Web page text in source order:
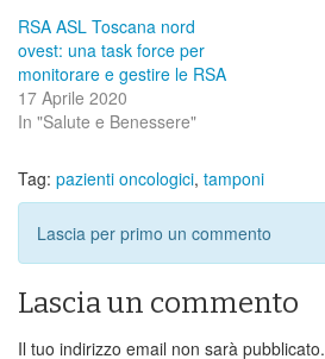
RSA ASL Toscana nord
ovest: una task force per
monitorare e gestire le RSA
17 Aprile 2020
In "Salute e Benessere"
Tag: pazienti oncologici, tamponi
Lascia per primo un commento
Lascia un commento
Il tuo indirizzo email non sarà pubblicato.